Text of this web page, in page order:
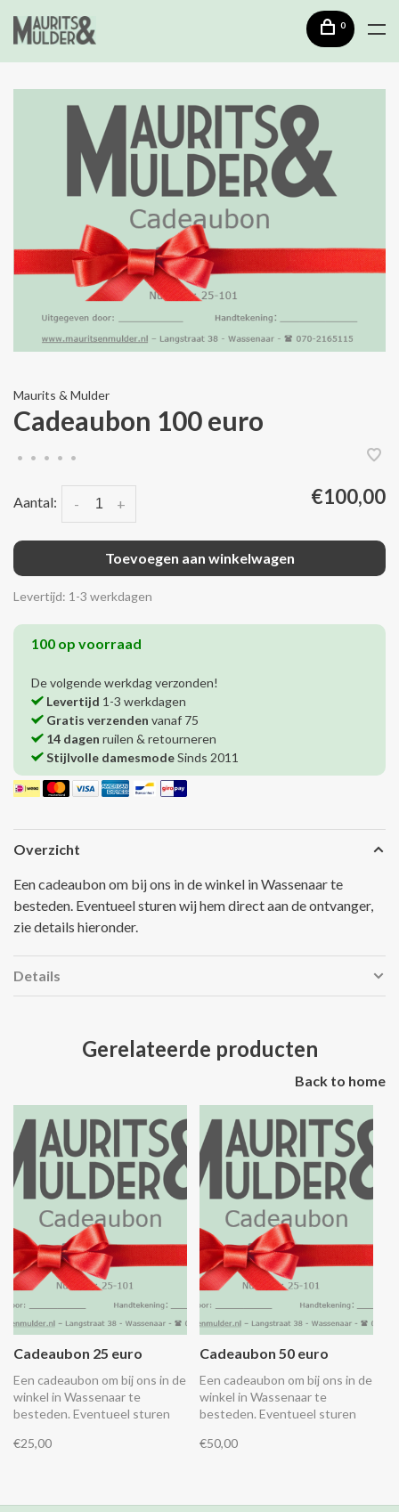
0
Maurits & Mulder
Cadeaubon 100 euro
• • • • •
Aantal: +
- €100,00
Toevoegen aan winkelwagen
Levertijd: 1-3 werkdagen
100 op voorraad
De volgende werkdag verzonden!
Levertijd 1-3 werkdagen
Gratis verzenden vanaf 75
14 dagen ruilen & retourneren
Stijlvolle damesmodeSinds 2011
Overzicht
Een cadeaubon om bij ons in de winkel in Wassenaar te
besteden. Eventueel sturen wij hem direct aan de ontvanger,
zie details hieronder.
Details
Gerelateerde producten
Back to home
Cadeaubon 25 euro
Een cadeaubon om bij ons in de
winkel in Wassenaar te
besteden. Eventueel sturen
ontvanger, zie details
€25,00
Cadeaubon 50 euro
Een cadeaubon om bij ons in de
winkel in Wassenaar te
besteden. Eventueel sturen
ontvanger, zie details
€50,00